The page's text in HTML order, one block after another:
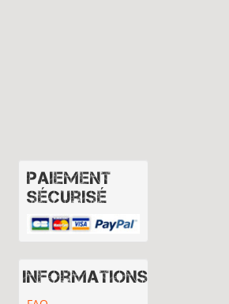
Paiement
sécurisé
Informations